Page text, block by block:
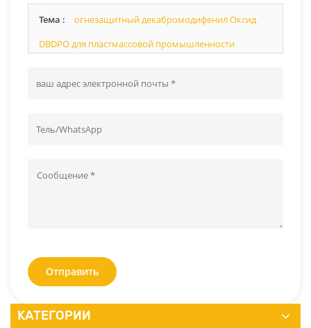
оставьте сообщение здесь, и мы ответим вам, как только
сможем.
Тема :
огнезащитный декабромодифенил Оксид
DBDPO для пластмассовой промышленности
Отправить
КАТЕГОРИИ